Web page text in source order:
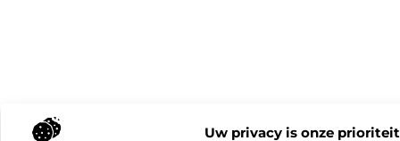
Uw privacy is onze prioriteit